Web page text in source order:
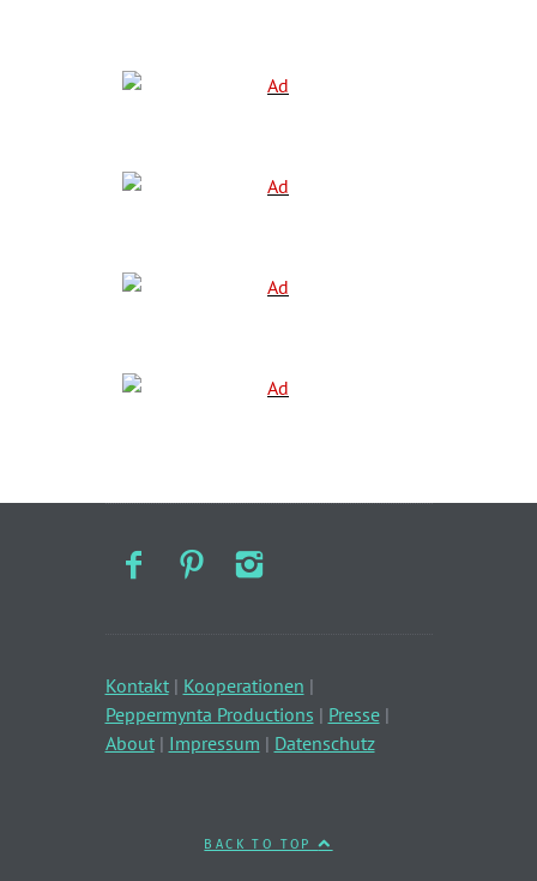
Kontakt| Kooperationen |
Peppermynta Productions | Presse|
About| Impressum | Datenschutz
BACK TO TOP